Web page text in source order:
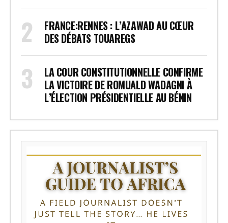
FRANCE:RENNES : L’AZAWAD AU CŒUR
DES DÉBATS TOUAREGS
LA COUR CONSTITUTIONNELLE CONFIRME
LA VICTOIRE DE ROMUALD WADAGNI À
L’ÉLECTION PRÉSIDENTIELLE AU BÉNIN